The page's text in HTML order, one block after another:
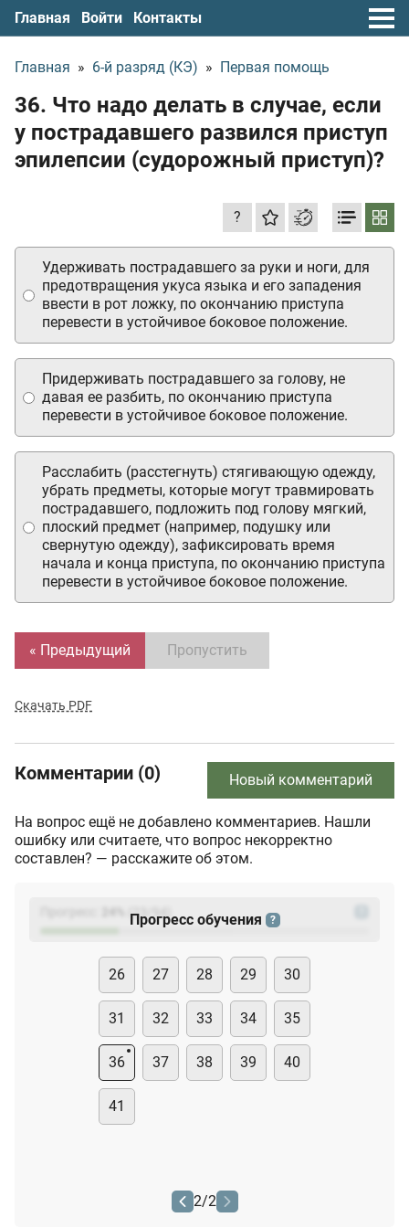
Главная Войти Контакты
Главная » 6-й разряд (КЭ) » Первая помощь
36. Что надо делать в случае, если
у пострадавшего развился приступ
эпилепсии (судорожный приступ)?
?
Удерживать пострадавшего за руки и ноги, для
предотвращения укуса языка и его западения
ввести в рот ложку, по окончанию приступа
перевести в устойчивое боковое положение.
Придерживать пострадавшего за голову, не
давая ее разбить, по окончанию приступа
перевести в устойчивое боковое положение.
Расслабить (расстегнуть) стягивающую одежду,
убрать предметы, которые могут травмировать
пострадавшего, подложить под голову мягкий,
плоский предмет (например, подушку или
свернутую одежду), зафиксировать время
начала и конца приступа, по окончанию приступа
перевести в устойчивое боковое положение.
« Предыдущий Пропустить
Скачать PDF
Комментарии (0) Новый комментарий
На вопрос ещё не добавлено комментариев. Нашли
ошибку или считаете, что вопрос некорректно
составлен? — расскажите об этом.
(23
Прогресс обучения ?
26 27 28 29 30
31 32 33 34 35
36 37 38 39 40
41
2/2